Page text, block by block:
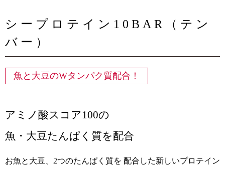
シープロテイン10BAR（テン
バー）
魚と大豆のWタンパク質配合！
アミノ酸スコア100の
魚・大豆たんぱく質を配合
お魚と大豆、2つのたんぱく質を 配合した新しいプロテイン